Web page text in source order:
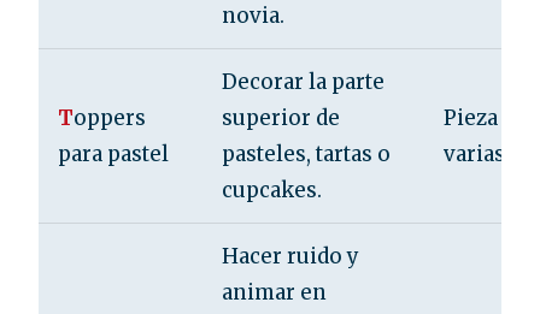
novia.
Toppers
para pastel
Decorar la parte
superior de
pasteles, tartas o
cupcakes.
Pieza o
varias
Hacer ruido y
animar en